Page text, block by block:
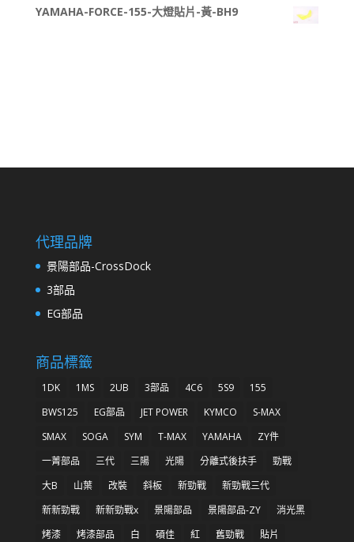
字:
YAMAHA-FORCE-155-大燈貼片-黃-BH9
代理品牌
景陽部品-CrossDock
3部品
EG部品
商品標籤
1DK 1MS 2UB 3部品 4C6 5S9
155
BWS125
EG部品 JET POWER KYMCO
S-MAX
SMAX
SOGA SYM T-MAX YAMAHA
ZY件
一菁部品
三代 三陽 光陽 分離式後扶手
勁戰
大B
山葉 改裝 斜板 新勁戰
新勁戰三代
新新勁戰
新新勁戰x 景陽部品 景陽部品-ZY
消光黑
烤漆
烤漆部品 白 碩佳 紅 舊勁戰
貼片